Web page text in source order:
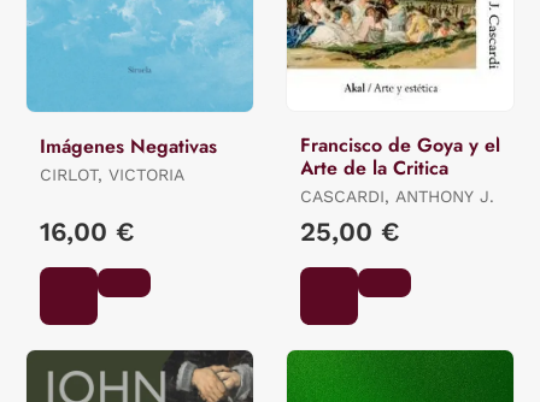
Imágenes Negativas
CIRLOT, VICTORIA
16,00 €
Francisco de Goya y el
Arte de la Critica
CASCARDI, ANTHONY J.
25,00 €